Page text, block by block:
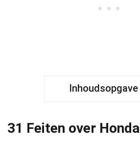
Inhoudsopgave
31 Feiten over